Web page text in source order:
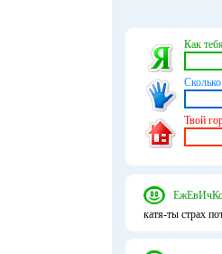
Как
Твой
катя-ты страх